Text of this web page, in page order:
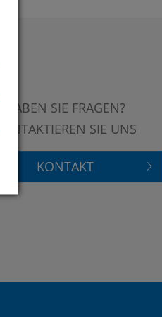
HABEN SIE FRAGEN?
SIE UNS
KONTAKT